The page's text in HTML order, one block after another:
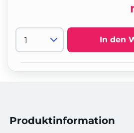
In den
Produktinformation